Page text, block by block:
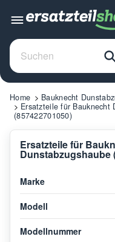
Home
Bauknecht
Ersatzteile für Bauknecht
(857422701050)
Ersatzteile für
Dunstabzugshaube
Marke
Modell
Modellnummer